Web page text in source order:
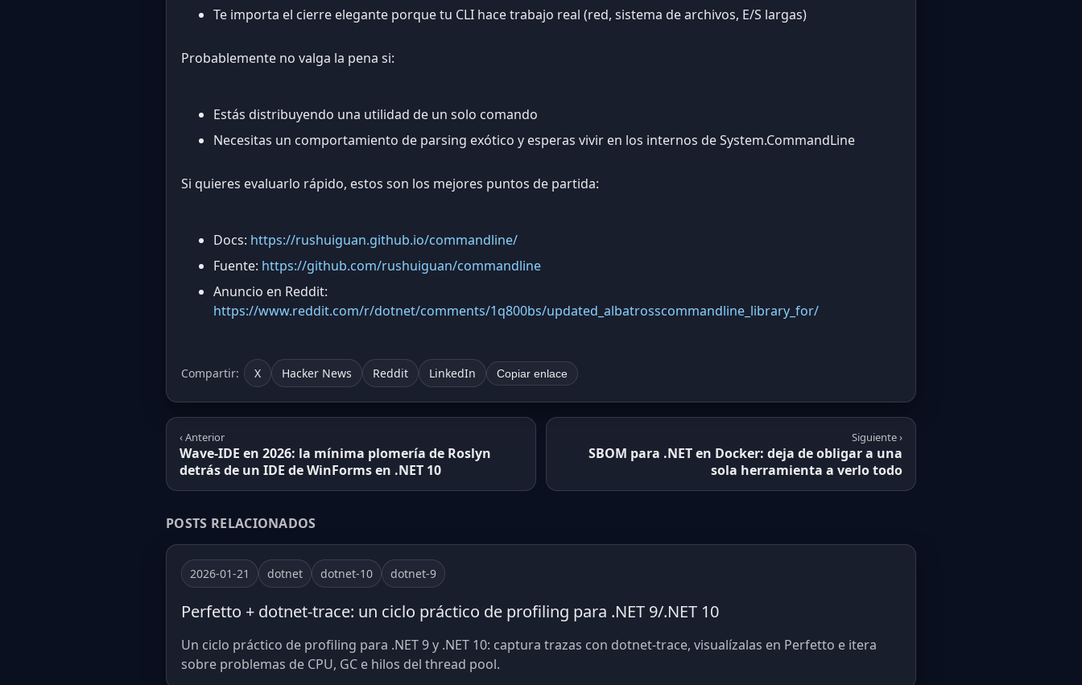
Te importa el cierre elegante porque tu CLI hace trabajo real (red, sistema de archivos, E/S largas)
Probablemente no valga la pena si:
Estás distribuyendo una utilidad de un solo comando
Necesitas un comportamiento de parsing exótico y esperas vivir en los internos de System.CommandLine
Si quieres evaluarlo rápido, estos son los mejores puntos de partida:
Docs: https://rushuiguan.github.io/commandline/
Fuente: https://github.com/rushuiguan/commandline
Anuncio en Reddit:
https://www.reddit.com/r/dotnet/comments/1q800bs/updated_albatrosscommandline_library_for/
Compartir: X Hacker News Reddit LinkedIn Copiar enlace
‹ Anterior
Wave-IDE en 2026: la mínima plomería de Roslyn
detrás de un IDE de WinForms en .NET 10
Siguiente ›
SBOM para .NET en Docker: deja de obligar a una
sola herramienta a verlo todo
POSTS RELACIONADOS
2026-01-21 dotnet dotnet-10 dotnet-9
Perfetto + dotnet-trace: un ciclo práctico de profiling para .NET 9/.NET 10
Un ciclo práctico de profiling para .NET 9 y .NET 10: captura trazas con dotnet-trace, visualízalas en Perfetto e itera
sobre problemas de CPU, GC e hilos del thread pool.